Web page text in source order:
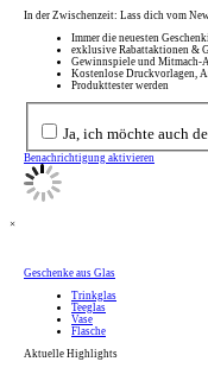
In der Zwischenzeit: Lass dich vom
Immer die neuesten
exklusive Rabattaktionen &
Gewinnspiele und Mitmach-
Kostenlose Druckvorlagen,
Produkttester werden
Ja, ich möchte auch
Benachrichtigung aktivieren
×
Geschenke aus Glas
Trinkglas
Teeglas
Vase
Flasche
Aktuelle Highlights